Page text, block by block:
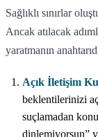
Sağlıklı sınırlar
Ancak atılacak
yaratmanın
Açık İletişim
beklentilerinizi
suçlamadan
dinlemiyorsun”